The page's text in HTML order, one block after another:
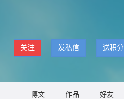
关注 发私信 送积分
博文 作品 好友